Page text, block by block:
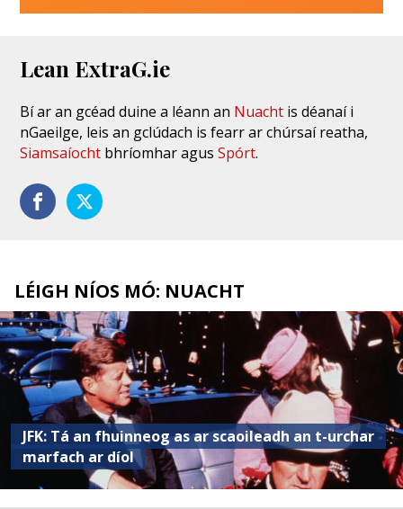
Lean ExtraG.ie
Bí ar an gcéad duine a léann an Nuacht is déanaí i
nGaeilge, leis an gclúdach is fearr ar chúrsaí reatha,
Siamsaíocht bhríomhar agusSpórt.
LÉIGH NÍOS MÓ: NUACHT
JFK: Tá an fhuinneog as ar scaoileadh an t-urchar
marfach ar díol